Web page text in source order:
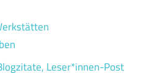
Leser*innen-Post